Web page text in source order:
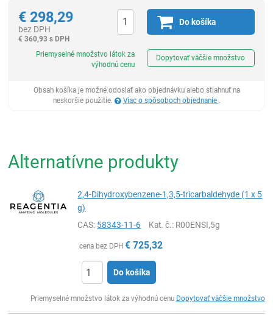
€ 298,29
bez DPH
€ 360,93 s DPH
Do košíka
Priemyselné množstvo látok za
výhodnú cenu
Dopytovať väčšie množstvo
Obsah košíka je možné odoslať ako objednávku alebo stiahnuť na
neskoršie použitie.
Viac o spôsoboch objednanie .
Alternatívne produkty
2,4-Dihydroxybenzene-1,3,5-tricarbaldehyde (1 x 5
g)
CAS: 58343-11-6 Kat. č.: R00ENSI,5g
cena bez DPH € 725,32
Do košíka
Priemyselné množstvo látok za výhodnú cenu Dopytovať väčšie množstvo